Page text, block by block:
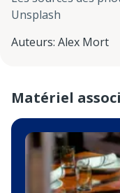
Unsplash
Auteurs: Alex Mort
Matériel